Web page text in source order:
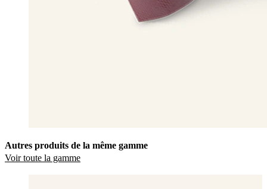
Autres produits de la même gamme
Voir toute la gamme